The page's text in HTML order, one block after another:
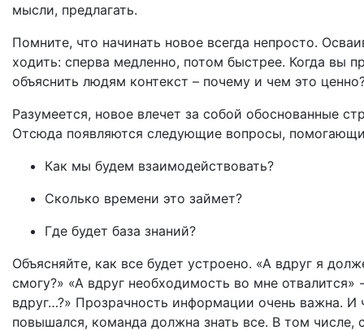
мысли, предлагать.
Помните, что начинать новое всегда непросто.
ходить: сперва медленно, потом быстрее. Когда вы
объяснить людям контекст – почему и чем это
Разумеется, новое влечет за собой обоснованные
Отсюда появляются следующие вопросы,
Как мы будем взаимодействовать?
Сколько времени это займет?
Где будет база знаний?
Объясняйте, как все будет устроено. «А вдруг я
смогу?» «А вдруг необходимость во мне
вдруг…?» Прозрачность информации очень важна.
повышался, команда должна знать все. В том числе,